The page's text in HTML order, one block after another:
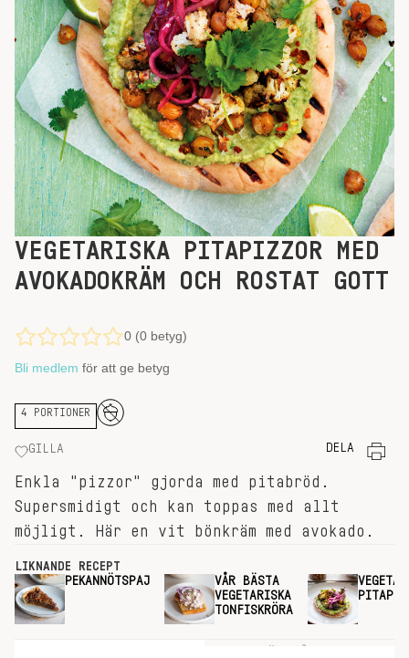
VEGETARISKA PITAPIZZOR MED
AVOKADOKRÄM OCH ROSTAT GOTT
0 (0 betyg)
Bli medlem för att ge betyg
4 PORTIONER
GILLA DELA
Enkla "pizzor" gjorda med pitabröd.
Supersmidigt och kan toppas med allt
möjligt. Här en vit bönkräm med avokado.
LIKNANDE RECEPT
PEKANNÖTSPAJ
VÅR BÄSTA
VEGETARISKA
TONFISKRÖRA